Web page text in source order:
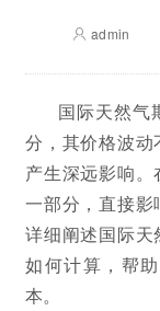
admin
国际天然气
分，其价格波
产生深远影响
一部分，直接
详细阐述国际天
如何计算，帮
本。